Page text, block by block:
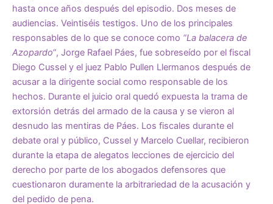
hasta once años después del episodio. Dos meses de
audiencias. Veintiséis testigos. Uno de los principales
responsables de lo que se conoce como “La balacera de
Azopardo“, Jorge Rafael Páes, fue sobreseído por el fiscal
Diego Cussel y el juez Pablo Pullen Llermanos después de
acusar a la dirigente social como responsable de los
hechos. Durante el juicio oral quedó expuesta la trama de
extorsión detrás del armado de la causa y se vieron al
desnudo las mentiras de Páes. Los fiscales durante el
debate oral y público, Cussel y Marcelo Cuellar, recibieron
durante la etapa de alegatos lecciones de ejercicio del
derecho por parte de los abogados defensores que
cuestionaron duramente la arbitrariedad de la acusación y
del pedido de pena.